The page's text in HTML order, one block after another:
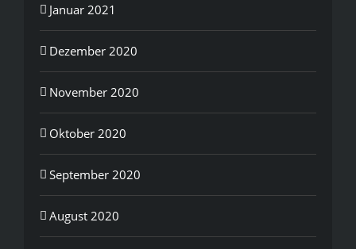
Januar 2021
Dezember 2020
November 2020
Oktober 2020
September 2020
August 2020